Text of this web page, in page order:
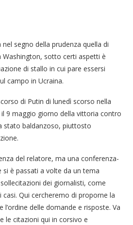
segno della prudenza quella di
Washington, sotto certi aspetti è
di stallo in cui pare essersi
campo in Ucraina.
di Putin di lunedì scorso nella
il 9 maggio giorno della vittoria contro
stato baldanzoso, piuttosto
del relatore, ma una conferenza-
si è passati a volte da un tema
dei giornalisti, come
casi. Qui cercheremo di proporne la
delle domande e risposte. Va
le citazioni qui in corsivo e